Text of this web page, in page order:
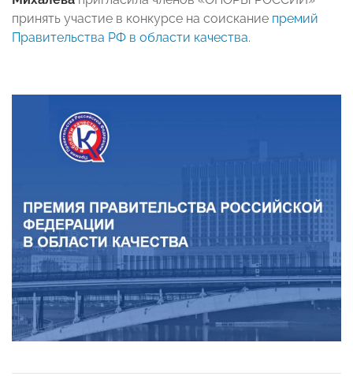
принять участие в конкурсе на соискание премий
Правительства РФ в области качества.